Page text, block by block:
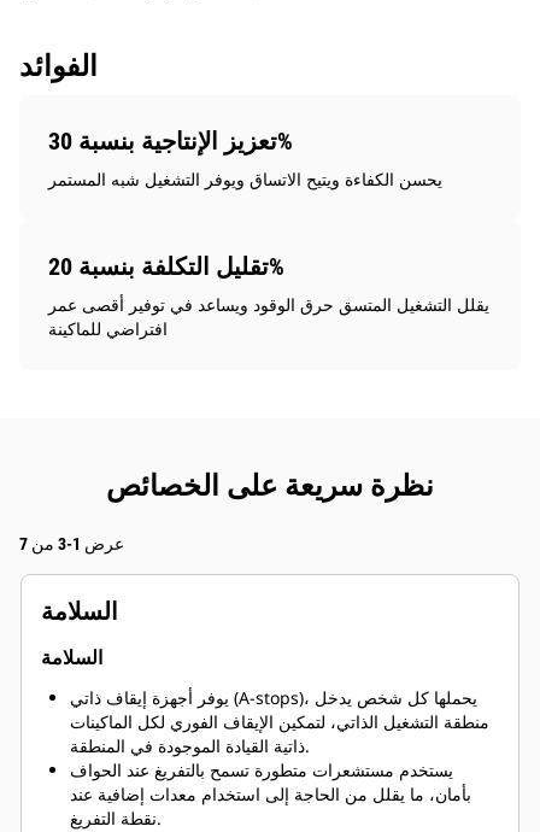
الفوائد
تعزيز الإنتاجية بنسبة 30%
يحسن الكفاءة ويتيح الاتساق ويوفر التشغيل شبه المستمر
تقليل التكلفة بنسبة 20%
يقلل التشغيل المتسق حرق الوقود ويساعد في توفير أقصى عمر
افتراضي للماكينة
نظرة سريعة على الخصائص
عرض 1-3 من 7
السلامة
السلامة
يوفر أجهزة إيقاف ذاتي (A-stops)، يحملها كل شخص يدخل
منطقة التشغيل الذاتي، لتمكين الإيقاف الفوري لكل الماكينات
ذاتية القيادة الموجودة في المنطقة.
يستخدم مستشعرات متطورة تسمح بالتفريغ عند الحواف
بأمان، ما يقلل من الحاجة إلى استخدام معدات إضافية عند
نقطة التفريغ.